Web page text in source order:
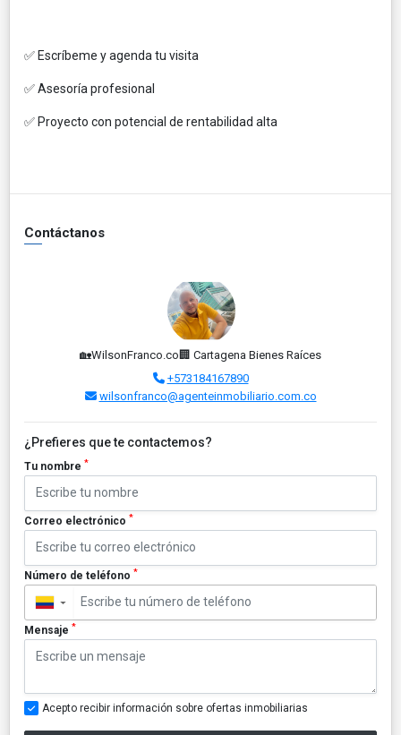
✅ Escríbeme y agenda tu visita
✅ Asesoría profesional
✅ Proyecto con potencial de rentabilidad alta
Contáctanos
🏡WilsonFranco.co🏢 Cartagena Bienes Raíces
+573184167890
wilsonfranco@agenteinmobiliario.com.co
¿Prefieres que te contactemos?
Tu nombre *
Correo electrónico *
Número de teléfono *
▼
Mensaje *
Acepto recibir información sobre ofertas inmobiliarias